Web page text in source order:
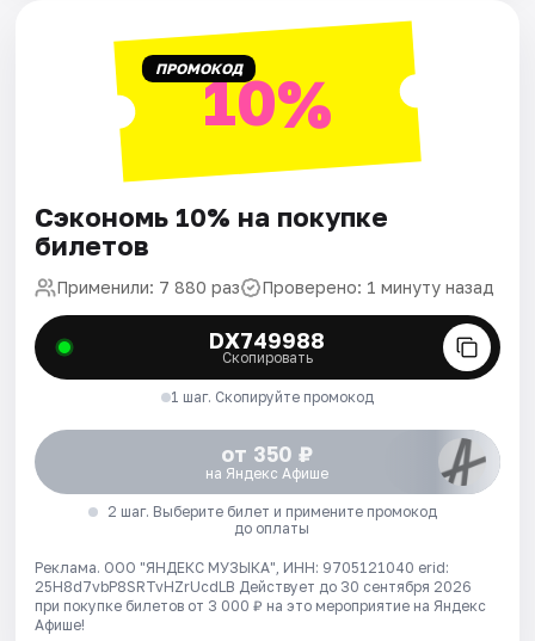
ПРОМОКОД10%
Сэкономь 10% на покупке
билетов
Применили: 7 880 раз Проверено: 1 минуту назад
DX749988
Скопировать
1 шаг. Скопируйте промокод
от 350 ₽
на Яндекс Афише
2 шаг. Выберите билет и примените промокод
до оплаты
Реклама. ООО "ЯНДЕКС МУЗЫКА", ИНН: 9705121040 erid:
25H8d7vbP8SRTvHZrUcdLB Действует до 30 сентября 2026
при покупке билетов от 3 000 ₽ на это мероприятие на Яндекс
Афише!